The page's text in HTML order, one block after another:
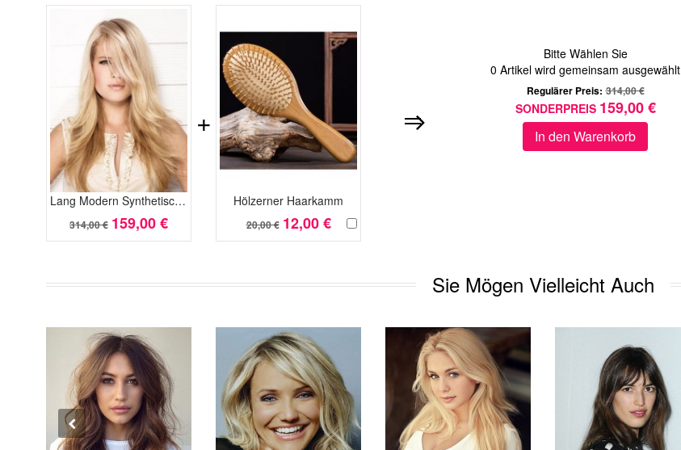
Lang Modern Synthetisch Gerade Spitzefront Perücke
314,00 € 159,00 €
Hölzerner Haarkamm
20,00 € 12,00 €
+
Bitte Wählen Sie
0 Artikel wird gemeinsam ausgewählt
Regulärer Preis: 314,00 €
SONDERPREIS 159,00 €
In den Warenkorb
Sie Mögen Vielleicht Auch